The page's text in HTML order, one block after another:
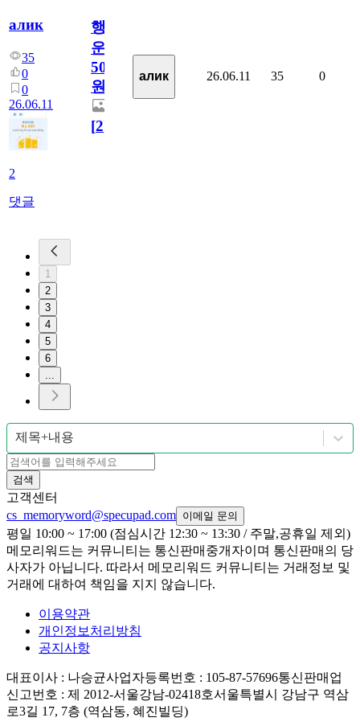
алик
35
0
0
26.06.11
2
댓글
행
운
5000
원
[2]
алик 26.06.11 35 0
1
2
3
4
5
6
제목+내용
검색
고객센터
cs_memoryword@specupad.com 이메일 문의
평일 10:00 ~ 17:00 (점심시간 12:30 ~ 13:30 / 주말,공휴일 제외)
메모리워드는 커뮤니티는 통신판매중개자이며 통신판매의 당
사자가 아닙니다. 따라서 메모리워드 커뮤니티는 거래정보 및
거래에 대하여 책임을 지지 않습니다.
이용약관
개인정보처리방침
공지사항
대표이사 : 나승균사업자등록번호 : 105-87-57696통신판매업
신고번호 : 제 2012-서울강남-02418호서울특별시 강남구 역삼
로3길 17, 7층 (역삼동, 혜진빌딩)